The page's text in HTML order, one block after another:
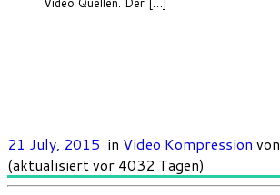
21 July, 2015 in Video Kompression von
(aktualisiert vor 4032 Tagen)